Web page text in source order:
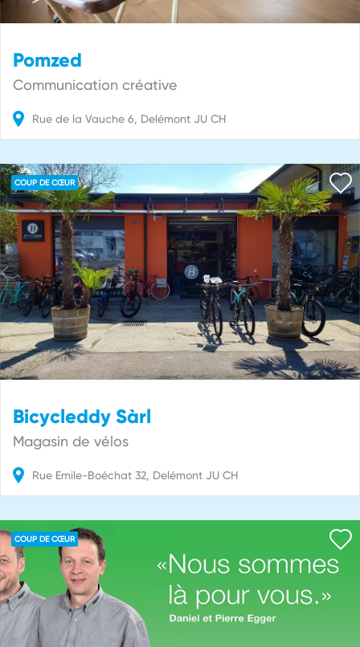
Pomzed
Communication créative
Rue de la Vauche 6 Delémont JU CH
COUP DE CŒUR
Bicycleddy Sàrl
Magasin de vélos
Rue Emile-Boéchat 32 Delémont JU CH
COUP DE CŒUR